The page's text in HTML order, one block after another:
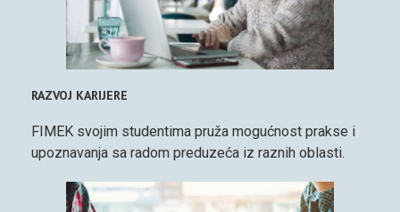
RAZVOJ KARIJERE
FIMEK svojim studentima pruža mogućnost prakse i
upoznavanja sa radom preduzeća iz raznih oblasti.